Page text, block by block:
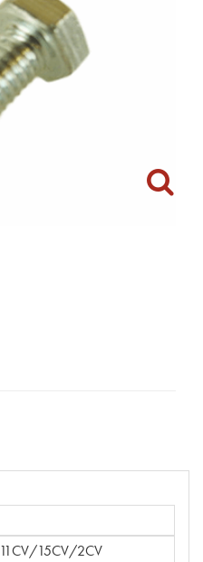
11CV/15CV/2CV